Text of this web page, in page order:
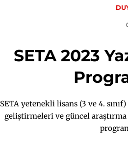
SETA 2023
SETA yetenekli lisans (3 ve 4.
geliştirmeleri ve güncel